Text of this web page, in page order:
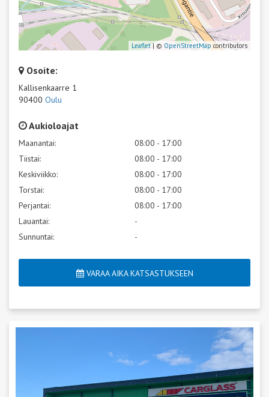
Leaflet| © OpenStreetMap contributors
Osoite:
Kallisenkaarre 1
90400 Oulu
Aukioloajat
Maanantai:
08:00 - 17:00
Tiistai:
08:00 - 17:00
Keskiviikko:
08:00 - 17:00
Torstai:
08:00 - 17:00
Perjantai:
08:00 - 17:00
Lauantai:
-
Sunnuntai:
-
VARAA AIKA KATSASTUKSEEN